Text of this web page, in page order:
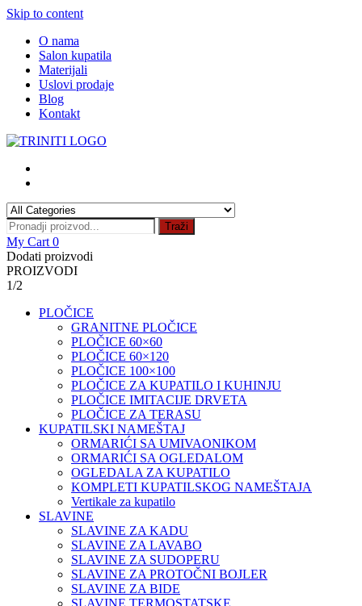
Skip to content
O nama
Salon kupatila
Materijali
Uslovi prodaje
Blog
Kontakt
Traži
My Cart 0
Dodati proizvodi
PROIZVODI
1/2
PLOČICE
GRANITNE PLOČICE
PLOČICE 60×60
PLOČICE 60×120
PLOČICE 100×100
PLOČICE ZA KUPATILO I KUHINJU
PLOČICE IMITACIJE DRVETA
PLOČICE ZA TERASU
KUPATILSKI NAMEŠTAJ
ORMARIĆI SA UMIVAONIKOM
ORMARIĆI SA OGLEDALOM
OGLEDALA ZA KUPATILO
KOMPLETI KUPATILSKOG NAMEŠTAJA
Vertikale za kupatilo
SLAVINE
SLAVINE ZA KADU
SLAVINE ZA LAVABO
SLAVINE ZA SUDOPERU
SLAVINE ZA PROTOČNI BOJLER
SLAVINE ZA BIDE
SLAVINE TERMOSTATSKE